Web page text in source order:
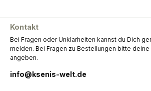
Kontakt
Bei Fragen oder Unklarheiten kannst du Dich
melden. Bei Fragen zu Bestellungen bitte
angeben.
info@ksenis-welt.de